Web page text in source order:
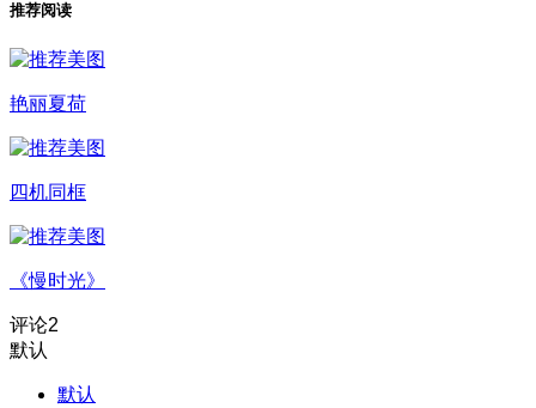
推荐阅读
艳丽夏荷
四机同框
《慢时光》
评论2
默认
默认